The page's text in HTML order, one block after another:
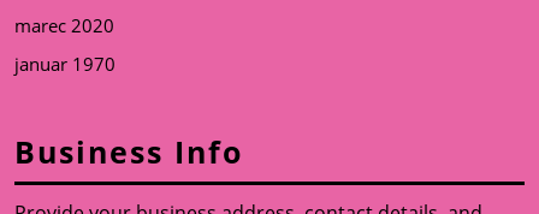
marec 2020
januar 1970
Business Info